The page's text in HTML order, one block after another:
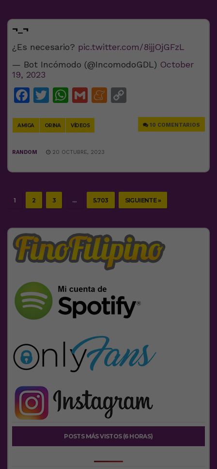
¬_¬
¿Es necesario? pic.twitter.com/8ijjOjGFzL
— Bot Incómodo (@IncomodoGDL) October
19, 2023
Facebook
Twitter
WhatsApp
GmailMeneame
AMIGA ORINA VÍDEOS 10 COMENTARIOS
RANDOM 20 OCTUBRE, 2023
1 2 3 … 5.703 SIGUIENTE »
POSTS MÁS VISTOS (6 HORAS)